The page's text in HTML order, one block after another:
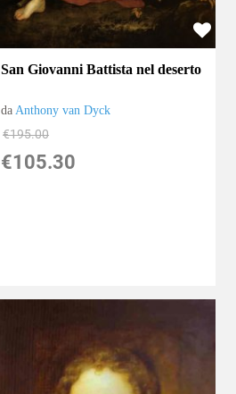
San Giovanni Battista nel deserto
da Anthony van Dyck
€195.00
€105.30